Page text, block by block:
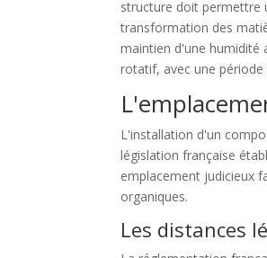
structure doit permettre
transformation des
maintien d'une humidité
rotatif, avec une
L'installation d'un
législation française
emplacement judicieux
organiques.
Les distances